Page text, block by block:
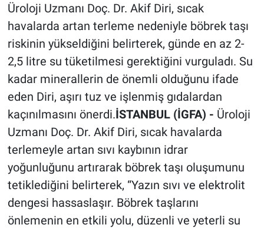
Üroloji Uzmanı Doç. Dr. Akif Diri, sıcak
havalarda artan terleme nedeniyle böbrek taşı
riskinin yükseldiğini belirterek, günde en az 2-
2,5 litre su tüketilmesi gerektiğini vurguladı. Su
kadar minerallerin de önemli olduğunu ifade
eden Diri, aşırı tuz ve işlenmiş gıdalardan
kaçınılmasını önerdi.İSTANBUL (İGFA) - Üroloji
Uzmanı Doç. Dr. Akif Diri, sıcak havalarda
terlemeyle artan sıvı kaybının idrar
yoğunluğunu artırarak böbrek taşı oluşumunu
tetiklediğini belirterek, “Yazın sıvı ve elektrolit
dengesi hassaslaşır. Böbrek taşlarını
önlemenin en etkili yolu, düzenli ve yeterli su